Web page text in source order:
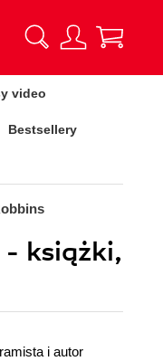
video
Bestsellery
książki,
i autor